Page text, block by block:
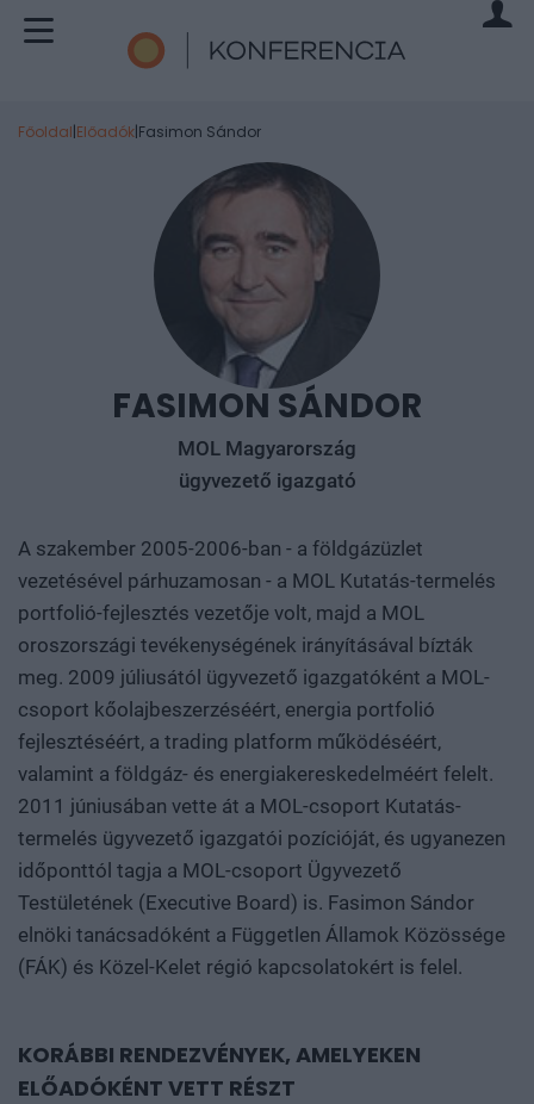
Főoldal|Előadók|Fasimon Sándor
FASIMON SÁNDOR
MOL Magyarország
ügyvezető igazgató
A szakember 2005-2006-ban - a földgázüzlet
vezetésével párhuzamosan - a MOL Kutatás-termelés
portfolió-fejlesztés vezetője volt, majd a MOL
oroszországi tevékenységének irányításával bízták
meg. 2009 júliusától ügyvezető igazgatóként a MOL-
csoport kőolajbeszerzéséért, energia portfolió
fejlesztéséért, a trading platform működéséért,
valamint a földgáz- és energiakereskedelméért felelt.
2011 júniusában vette át a MOL-csoport Kutatás-
termelés ügyvezető igazgatói pozícióját, és ugyanezen
időponttól tagja a MOL-csoport Ügyvezető
Testületének (Executive Board) is. Fasimon Sándor
elnöki tanácsadóként a Független Államok Közössége
(FÁK) és Közel-Kelet régió kapcsolatokért is felel.
KORÁBBI RENDEZVÉNYEK, AMELYEKEN
ELŐADÓKÉNT VETT RÉSZT